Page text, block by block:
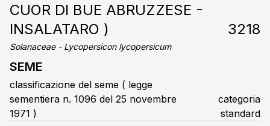
CUOR DI BUE ABRUZZESE -
INSALATARO )
3218
Solanaceae - Lycopersicon lycopersicum
SEME
classificazione del seme ( legge
sementiera n. 1096 del 25 novembre
1971 )
categoria
standard